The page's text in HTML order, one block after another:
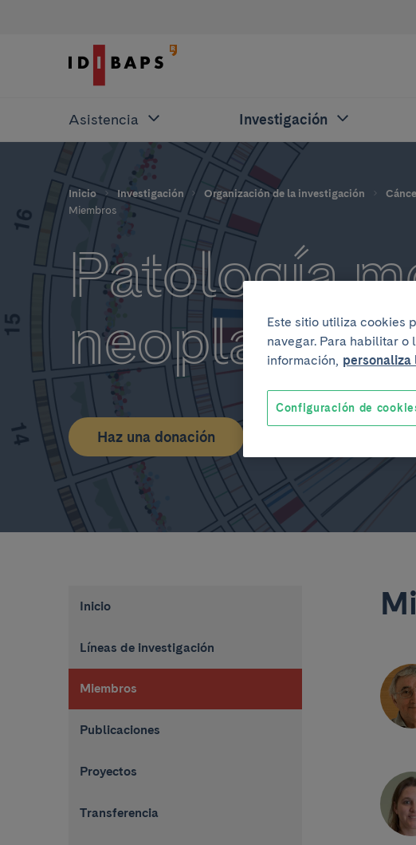
Asistencia Investigación
Inicio Investigación Organización de la investigación
Miembros
Patología
neoplasias
Haz una donación
Inicio
Líneas de investigación
Miembros
Publicaciones
Proyectos
Transferencia
Este sitio utiliza cookies
navegar. Para habilitar
información,
Configuración de